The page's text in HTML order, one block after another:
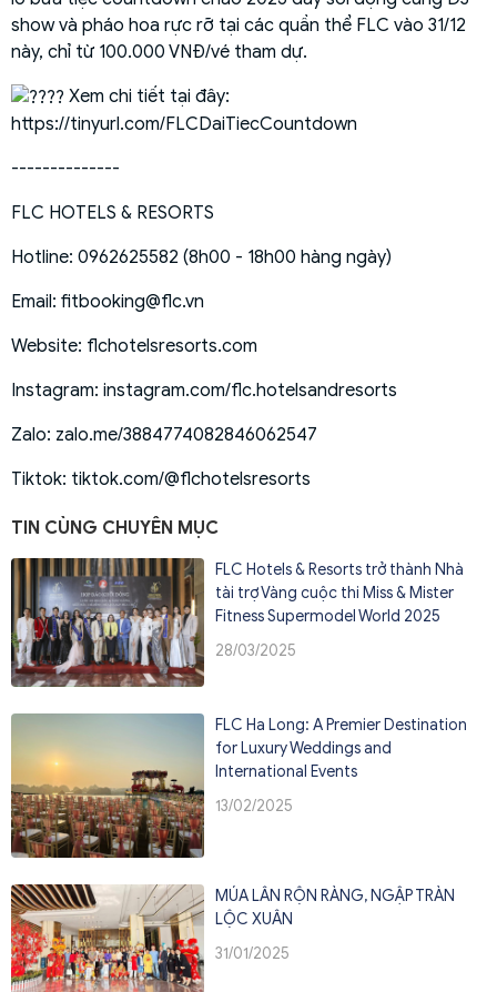
show và pháo hoa rực rỡ tại các quần thể FLC vào 31/12
này, chỉ từ 100.000 VNĐ/vé tham dự.
Xem chi tiết tại đây:
https://tinyurl.com/FLCDaiTiecCountdown
--------------
FLC HOTELS & RESORTS
Hotline: 0962625582 (8h00 - 18h00 hàng ngày)
Email: fitbooking@flc.vn
Website: flchotelsresorts.com
Instagram: instagram.com/flc.hotelsandresorts
Zalo: zalo.me/3884774082846062547
Tiktok: tiktok.com/@flchotelsresorts
TIN CÙNG CHUYÊN MỤC
FLC Hotels & Resorts trở thành Nhà
tài trợ Vàng cuộc thi Miss & Mister
Fitness Supermodel World 2025
28/03/2025
FLC Ha Long: A Premier Destination
for Luxury Weddings and
International Events
13/02/2025
MÚA LÂN RỘN RÀNG, NGẬP TRÀN
LỘC XUÂN
31/01/2025